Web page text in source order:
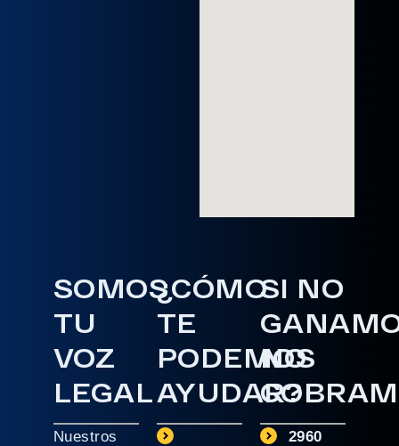
SOMOS
TU
VOZ
LEGAL
Nuestros
¿CÓMO
TE
PODEMOS
AYUDAR?
SI NO
NO
2960